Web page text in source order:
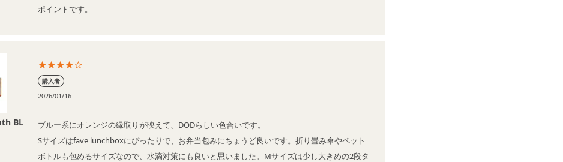
ポイントです。
BL
購入者
2026/01/16
ブルー系にオレンジの縁取りが映えて、DODらしい色合いです。
Sサイズはfave lunchboxにぴったりで、お弁当包みにちょうど良いです。折り畳み傘やペット
ボトルも包めるサイズなので、水滴対策にも良いと思いました。Mサイズは少し大きめの2段タ